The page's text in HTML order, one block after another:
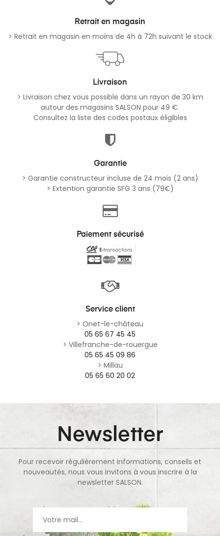
Retrait en magasin
> Retrait en magasin en moins de 4h à 72h suivant le stock
Livraison
> Livraison chez vous possible dans un rayon de 30 km
autour des magasins SALSON pour 49 €.
Consultez la liste des codes postaux éligibles
Garantie
> Garantie constructeur incluse de 24 mois (2 ans)
> Extention garantie SFG 3 ans (79€)
Paiement sécurisé
Service client
> Onet-le-château
05 65 67 45 45
> Villefranche-de-rouergue
05 65 45 09 86
> Millau
05 65 60 20 02
Newsletter
Pour recevoir régulièrement informations, conseils et
nouveautés, nous vous invitons à vous inscrire à la
newsletter SALSON.